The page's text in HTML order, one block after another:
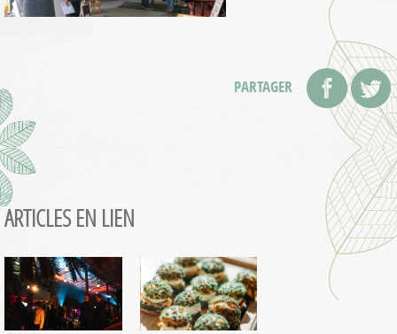
PARTAGER
ARTICLES EN LIEN